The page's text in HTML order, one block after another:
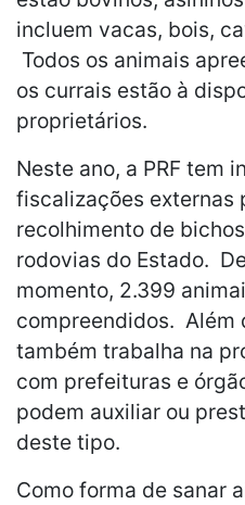
incluem vacas, bois,
Todos os animais
os currais estão à
proprietários.
Neste ano, a PRF tem
fiscalizações externas
recolhimento de
rodovias do Estado.
momento, 2.399
compreendidos. Além
também trabalha na
com prefeituras e
podem auxiliar ou
deste tipo.
Como forma de sanar